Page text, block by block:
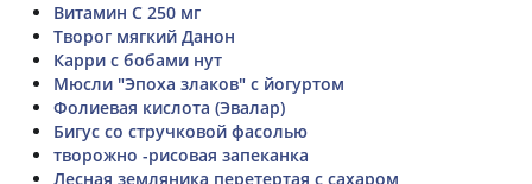
Витамин С 250 мг
Творог мягкий Данон
Карри с бобами нут
Мюсли "Эпоха злаков" с йогуртом
Фолиевая кислота (Эвалар)
Бигус со стручковой фасолью
творожно -рисовая запеканка
Лесная земляника перетертая с сахаром